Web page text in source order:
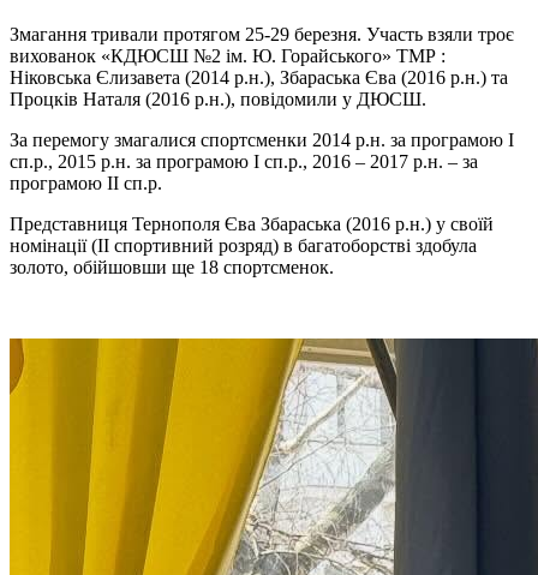
Змагання тривали протягом 25-29 березня. Участь взяли троє
вихованок «КДЮСШ №2 ім. Ю. Горайського» ТМР :
Ніковська Єлизавета (2014 р.н.), Збараська Єва (2016 р.н.) та
Процків Наталя (2016 р.н.), повідомили у ДЮСШ.
За перемогу змагалися спортсменки 2014 р.н. за програмою І
сп.р., 2015 р.н. за програмою І сп.р., 2016 – 2017 р.н. – за
програмою ІІ сп.р.
Представниця Тернополя Єва Збараська (2016 р.н.) у своїй
номінації (ІІ спортивний розряд) в багатоборстві здобула
золото, обійшовши ще 18 спортсменок.